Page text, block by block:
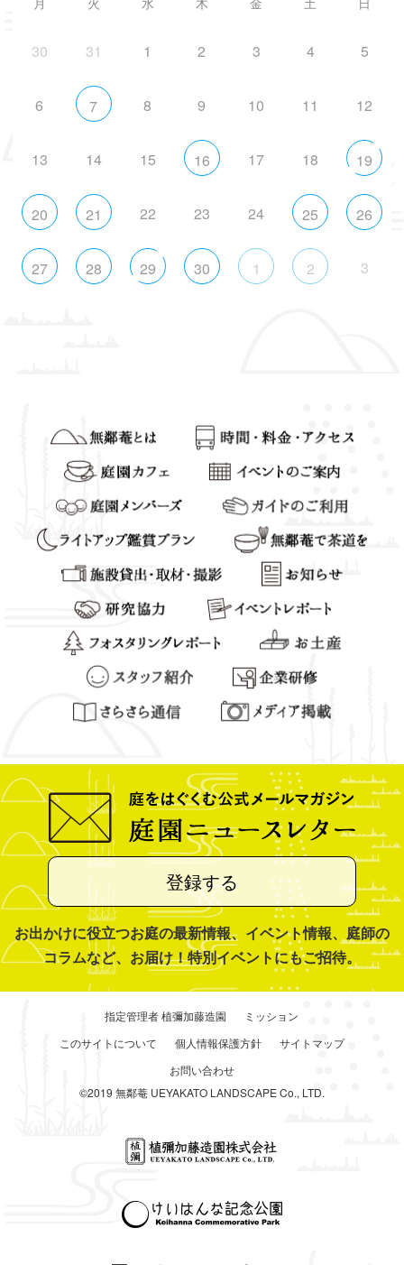
30 31 1 2 3 4 5
6 7 8 9 10 11 12
13 14 15 16 17 18 19
20 21 22 23 24 25 26
27 28 29 30 1 2 3
登録する
お出かけに役立つお庭の最新情報、イベント情報、庭師の
コラムなど、お届け！特別イベントにもご招待。
指定管理者 植彌加藤造園
ミッション
このサイトについて
個人情報保護方針
サイトマップ
お問い合わせ
©2019 無鄰菴 UEYAKATO LANDSCAPE Co., LTD.